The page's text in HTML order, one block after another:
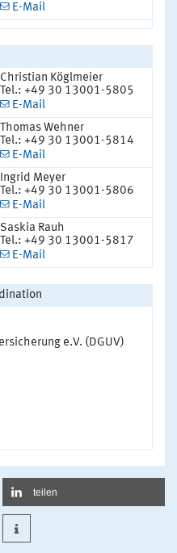
E-Mail
Christian Köglmeier
Tel.: +49 30 13001-5805
E-Mail
Thomas Wehner
Tel.: +49 30 13001-5814
E-Mail
Ingrid Meyer
Tel.: +49 30 13001-5806
E-Mail
Saskia Rauh
Tel.: +49 30 13001-5817
E-Mail
e.V. (DGUV)
teilen